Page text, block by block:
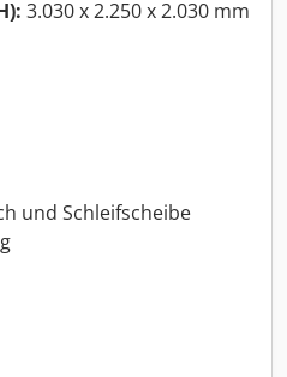
3.030 x 2.250 x 2.030 mm
und Schleifscheibe